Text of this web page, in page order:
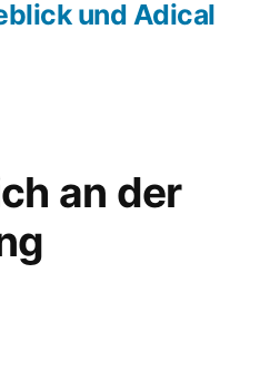
Beitrag:und Adical
an der